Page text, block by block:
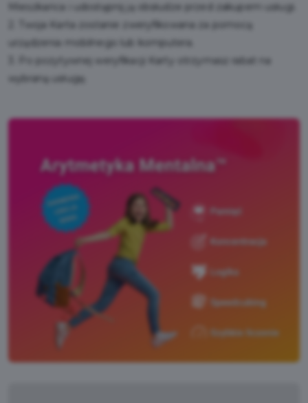
Mieszkańca i udostępnij ją obsłudze przed zakupem usługi.
2. Twoja Karta zostanie zweryfikowana za pomocą
urządzenia mobilnego lub komputera.
3. Po pozytywnej weryfikacji Karty otrzymasz rabat na
wybraną usługę.